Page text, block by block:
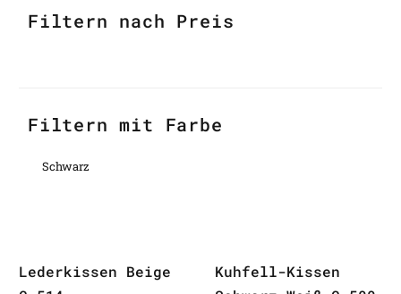
Filtern nach Preis
Filtern mit Farbe
Schwarz
Lederkissen Beige
Kuhfell-Kissen